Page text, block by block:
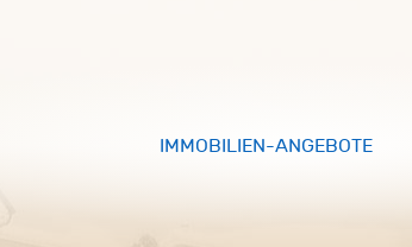
IMMOBILIEN-ANGEBOTE